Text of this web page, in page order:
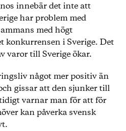
innebär det inte att
har problem med
med högt
konkurrensen i Sverige. Det
varor till Sverige ökar.
något mer positiv än
gissar att den sjunker till
varnar man för att för
kan påverka svensk